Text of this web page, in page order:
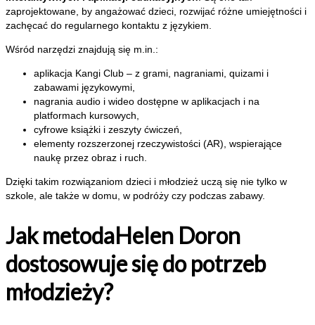
zaprojektowane, by angażować dzieci, rozwijać różne umiejętności i
zachęcać do regularnego kontaktu z językiem.
Wśród narzędzi znajdują się m.in.:
aplikacja Kangi Club – z grami, nagraniami, quizami i
zabawami językowymi,
nagrania audio i wideo dostępne w aplikacjach i na
platformach kursowych,
cyfrowe książki i zeszyty ćwiczeń,
elementy rozszerzonej rzeczywistości (AR), wspierające
naukę przez obraz i ruch.
Dzięki takim rozwiązaniom dzieci i młodzież uczą się nie tylko w
szkole, ale także w domu, w podróży czy podczas zabawy.
Jak metodaHelen Doron
dostosowuje się do potrzeb
młodzieży?